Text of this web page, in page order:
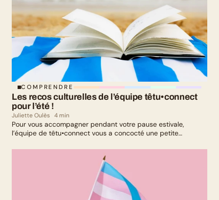
COMPRENDRE
Les recos culturelles de l’équipe têtu•connect
pour l’été !
Juliette Oulès 4 min
Pour vous accompagner pendant votre pause estivale,
l’équipe de têtu•connect vous a concocté une petite
culturelle : il y en a pour tous les goûts !